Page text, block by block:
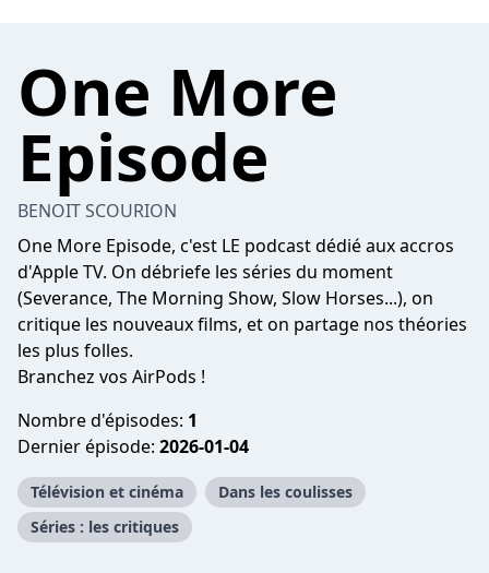
One More
Episode
BENOIT SCOURION
One More Episode, c'est LE podcast dédié aux accros
d'Apple TV. On débriefe les séries du moment
(Severance, The Morning Show, Slow Horses...), on
critique les nouveaux films, et on partage nos théories
les plus folles.
Branchez vos AirPods !
Nombre d'épisodes: 1
Dernier épisode: 2026-01-04
Télévision et cinéma
Dans les coulisses
Séries : les critiques